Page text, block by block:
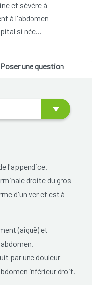
et sévère à
à l'abdomen
si néc...
Poser une question
l'appendice.
droite du gros
d'un ver et est à
(aiguë) et
par une douleur
inférieur droit.